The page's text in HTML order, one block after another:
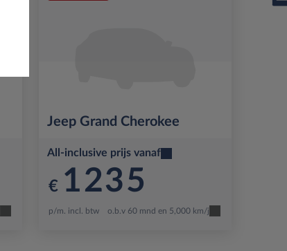
Jeep Grand Cherokee
All-inclusive prijs vanaf
€ 1235
p/m. incl. btw o.b.v 60 mnd en 5,000 km/j